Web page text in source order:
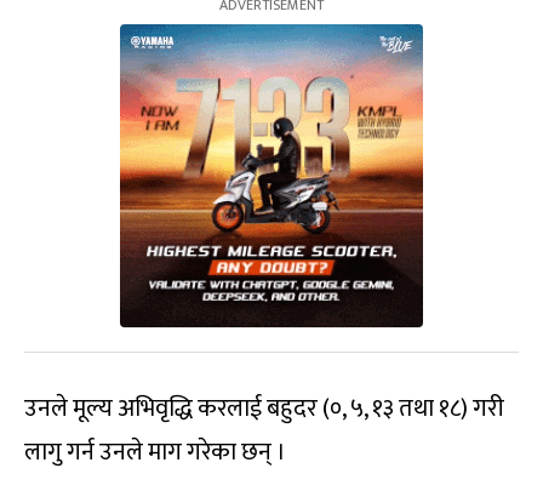
उनले मूल्य अभिवृद्धि करलाई बहुदर (०, ५, १३ तथा १८) गरी
लागु गर्न उनले माग गरेका छन् ।